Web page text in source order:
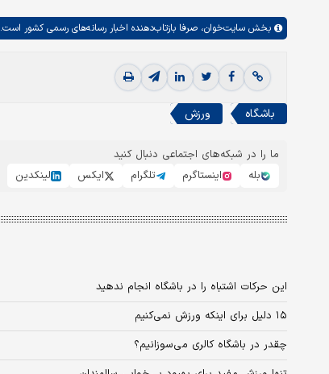
بخش سایت‌خوان، صرفا بازتاب‌دهنده اخبار رسانه‌های رسمی کشور است.
باشگاه ورزش
ما را در شبکه‌های اجتماعی دنبال کنید
بله
اینستاگرم تلگرام ایکس لینکدین
این حرکات اشتباه را در باشگاه انجام ندهید
۱۵ دلیل برای اینکه ورزش نمی‌کنیم
چقدر در باشگاه کالری می‌سوزانیم؟